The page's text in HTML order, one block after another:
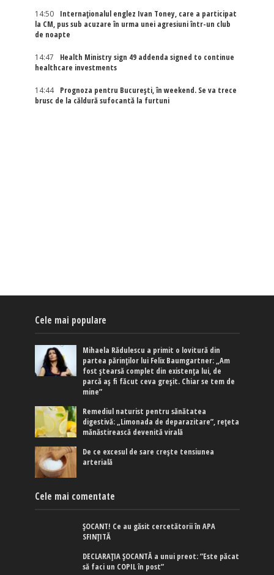
14:50
Internaţionalul englez Ivan Toney, care a participat
la CM, pus sub acuzare în urma unei agresiuni într-un club
de noapte
14:47
Health Ministry sign 49 addenda signed to continue
healthcare investments
14:44
Prognoza pentru București, în weekend. Se va trece
brusc de la căldură sufocantă la furtuni
Cele mai populare
Mihaela Rădulescu a primit o lovitură din
partea părinților lui Felix Baumgartner: „Am
fost ștearsă complet din existența lui, de
parcă aș fi făcut ceva greșit. Chiar se tem de
mine”
Remediul naturist pentru sănătatea
digestivă: „Limonada de deparazitare”, rețeta
mănăstirească devenită virală
De ce excesul de sare crește tensiunea
arterială
Cele mai comentate
ȘOCANT! Ce au găsit cercetătorii în APA
SFINȚITĂ
DECLARAȚIA ȘOCANTĂ a unui preot: ”Este păcat
să faci un COPIL în post”